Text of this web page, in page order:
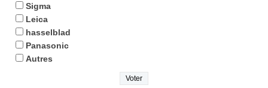
Sigma
Leica
hasselblad
Panasonic
Autres